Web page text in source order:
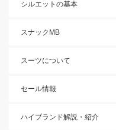
シルエットの基本
スナックMB
スーツについて
セール情報
ハイブランド解説・紹介